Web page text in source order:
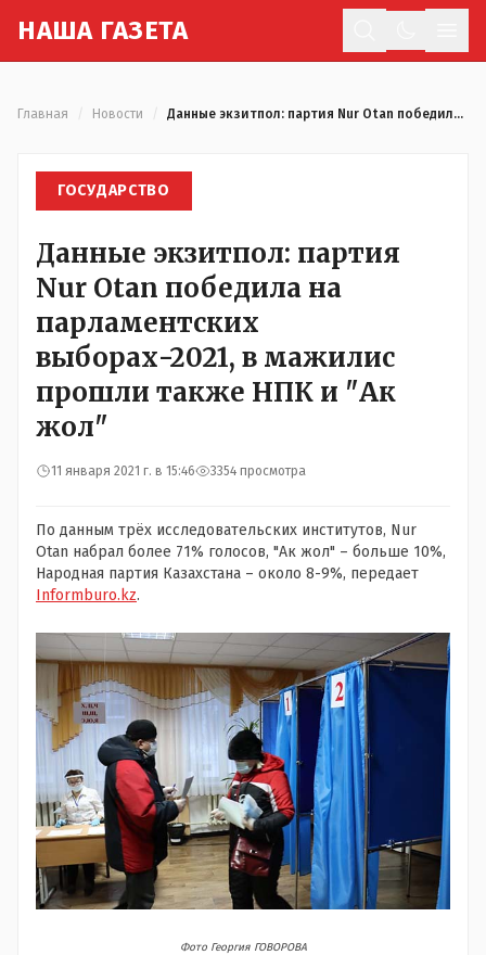
НАША ГАЗЕТА
Главная Новости Данные экзитпол: партия Nur Otan победила на парламентских выборах-2021, в мажилис прошли также НПК и "Ак жол"
ГОСУДАРСТВО
Данные экзитпол: партия
Nur Otan победила на
парламентских
выборах-2021, в мажилис
прошли также НПК и "Ак
жол"
11 января 2021 г. в 15:46 3354 просмотра
По данным трёх исследовательских институтов, Nur
Otan набрал более 71% голосов, "Ак жол" – больше 10%,
Народная партия Казахстана – около 8-9%, передает
Informburo.kz.
Фото Георгия ГОВОРОВА